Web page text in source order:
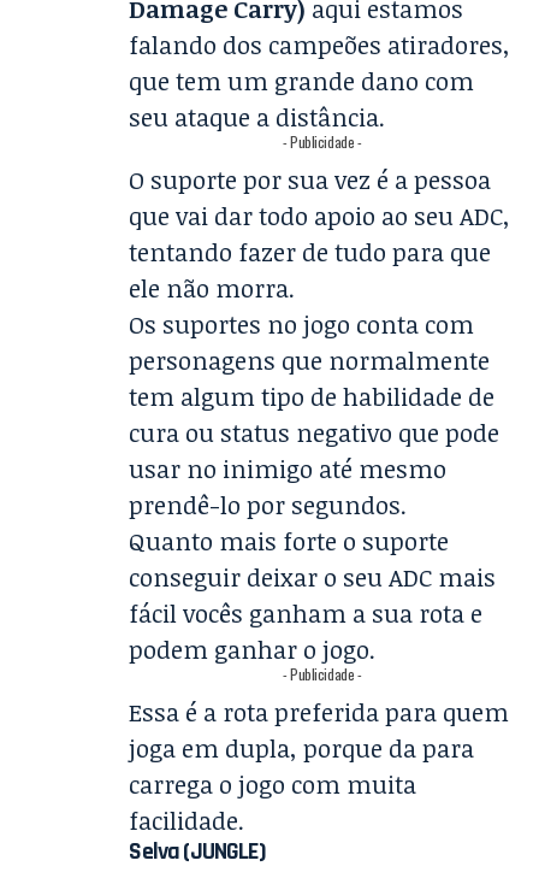
Damage Carry) aqui estamos
falando dos campeões atiradores,
que tem um grande dano com
seu ataque a distância.
- Publicidade -
O suporte por sua vez é a pessoa
que vai dar todo apoio ao seu ADC,
tentando fazer de tudo para que
ele não morra.
Os suportes no jogo conta com
personagens que normalmente
tem algum tipo de habilidade de
cura ou status negativo que pode
usar no inimigo até mesmo
prendê-lo por segundos.
Quanto mais forte o suporte
conseguir deixar o seu ADC mais
fácil vocês ganham a sua rota e
podem ganhar o jogo.
- Publicidade -
Essa é a rota preferida para quem
joga em dupla, porque da para
carrega o jogo com muita
facilidade.
Selva (JUNGLE)